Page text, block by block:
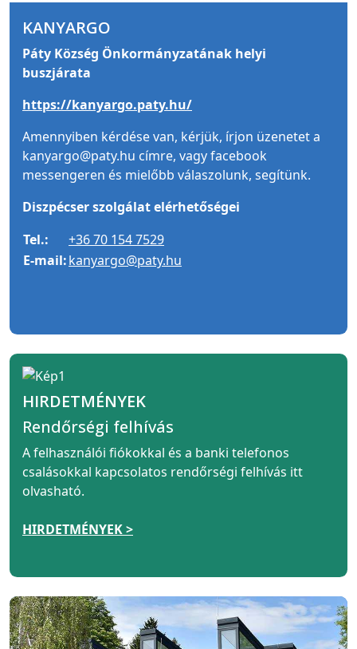
KANYARGO
Páty Község Önkormányzatának helyi
buszjárata
https://kanyargo.paty.hu/
Amennyiben kérdése van, kérjük, írjon üzenetet a
kanyargo@paty.hu címre, vagy facebook
messengeren és mielőbb válaszolunk, segítünk.
Diszpécser szolgálat elérhetőségei
Tel.:
+36 70 154 7529
E-mail:kanyargo@paty.hu
HIRDETMÉNYEK
Rendőrségi felhívás
A felhasználói fiókokkal és a banki telefonos
csalásokkal kapcsolatos rendőrségi felhívás itt
olvasható.
HIRDETMÉNYEK >